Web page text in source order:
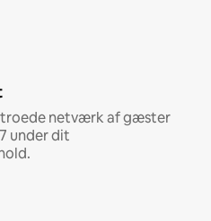
netværk af gæster
under dit